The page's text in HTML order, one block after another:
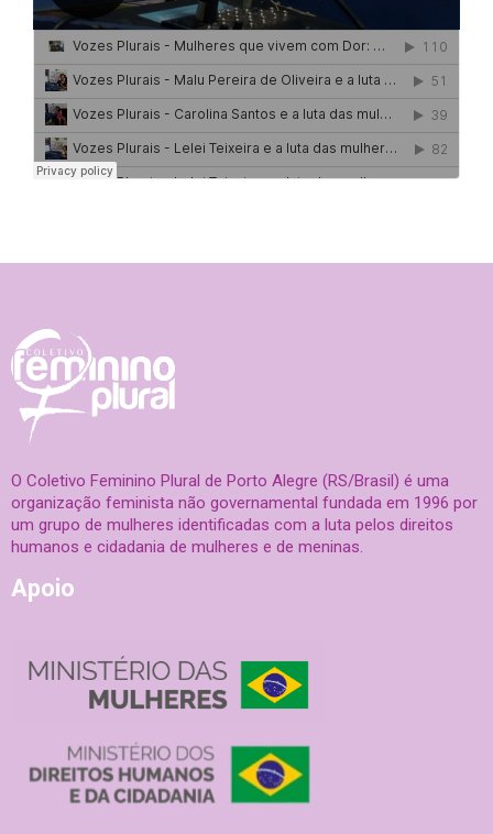
O Coletivo Feminino Plural de Porto Alegre (RS/Brasil) é uma
organização feminista não governamental fundada em 1996 por
um grupo de mulheres identificadas com a luta pelos direitos
humanos e cidadania de mulheres e de meninas.
Apoio